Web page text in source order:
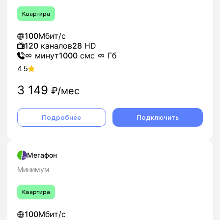
Квартира
100Мбит/с
120 каналов28 HD
минут1000 смс Гб
4.5
3 149 ₽/мес
Подробнее Подключить
Мегафон
Минимум
Квартира
100Мбит/с